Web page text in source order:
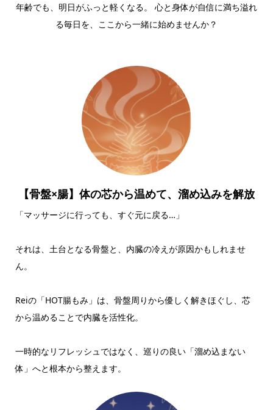
年齢でも、明日がふっと軽くなる。 心と身体が自信に満ち溢れ
る毎日を、ここから一緒に始めませんか？
【骨盤×腸】体の芯から温めて、溜め込みを解放
「マッサージに行っても、すぐ元に戻る…」
それは、土台となる骨盤と、内臓の冷えが原因かもしれませ
ん。
Reiの「HOT腸もみ」は、骨盤周りから優しく解きほぐし、芯
から温めることで内臓を活性化。
一時的なリフレッシュではなく、巡りの良い「溜め込まない
体」へと根本から整えます。